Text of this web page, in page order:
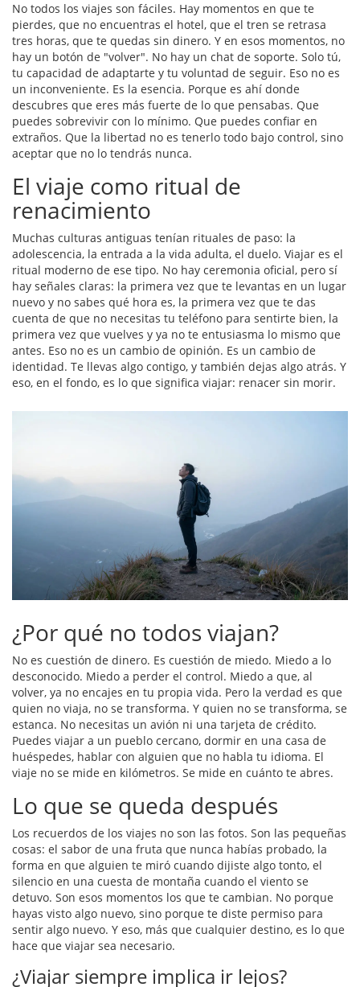
No todos los viajes son fáciles. Hay momentos en que te
pierdes, que no encuentras el hotel, que el tren se retrasa
tres horas, que te quedas sin dinero. Y en esos momentos, no
hay un botón de "volver". No hay un chat de soporte. Solo tú,
tu capacidad de adaptarte y tu voluntad de seguir. Eso no es
un inconveniente. Es la esencia. Porque es ahí donde
descubres que eres más fuerte de lo que pensabas. Que
puedes sobrevivir con lo mínimo. Que puedes confiar en
extraños. Que la libertad no es tenerlo todo bajo control, sino
aceptar que no lo tendrás nunca.
El viaje como ritual de
renacimiento
Muchas culturas antiguas tenían rituales de paso: la
adolescencia, la entrada a la vida adulta, el duelo. Viajar es el
ritual moderno de ese tipo. No hay ceremonia oficial, pero sí
hay señales claras: la primera vez que te levantas en un lugar
nuevo y no sabes qué hora es, la primera vez que te das
cuenta de que no necesitas tu teléfono para sentirte bien, la
primera vez que vuelves y ya no te entusiasma lo mismo que
antes. Eso no es un cambio de opinión. Es un cambio de
identidad. Te llevas algo contigo, y también dejas algo atrás. Y
eso, en el fondo, es lo que significa viajar: renacer sin morir.
¿Por qué no todos viajan?
No es cuestión de dinero. Es cuestión de miedo. Miedo a lo
desconocido. Miedo a perder el control. Miedo a que, al
volver, ya no encajes en tu propia vida. Pero la verdad es que
quien no viaja, no se transforma. Y quien no se transforma, se
estanca. No necesitas un avión ni una tarjeta de crédito.
Puedes viajar a un pueblo cercano, dormir en una casa de
huéspedes, hablar con alguien que no habla tu idioma. El
viaje no se mide en kilómetros. Se mide en cuánto te abres.
Lo que se queda después
Los recuerdos de los viajes no son las fotos. Son las pequeñas
cosas: el sabor de una fruta que nunca habías probado, la
forma en que alguien te miró cuando dijiste algo tonto, el
silencio en una cuesta de montaña cuando el viento se
detuvo. Son esos momentos los que te cambian. No porque
hayas visto algo nuevo, sino porque te diste permiso para
sentir algo nuevo. Y eso, más que cualquier destino, es lo que
hace que viajar sea necesario.
¿Viajar siempre implica ir lejos?